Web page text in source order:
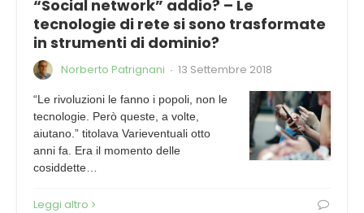
“Social network” addio? – Le
tecnologie di rete si sono trasformate
in strumenti di dominio?
Norberto Patrignani · 13 Settembre 2018
“Le rivoluzioni le fanno i popoli, non le
tecnologie. Però queste, a volte,
aiutano.” titolava Varieventuali otto
anni fa. Era il momento delle
cosiddette…
Leggi altro